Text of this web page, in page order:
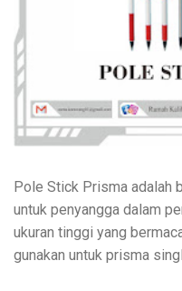
Pole Stick Prisma adalah
untuk penyangga dalam
ukuran tinggi yang
gunakan untuk prisma